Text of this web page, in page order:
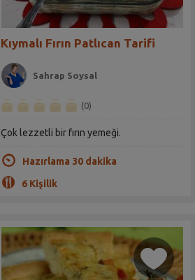
Kıymalı Fırın Patlıcan Tarifi
Sahrap Soysal
(0)
Çok lezzetli bir fırın yemeği.
Hazırlama 30 dakika
6 Kişilik